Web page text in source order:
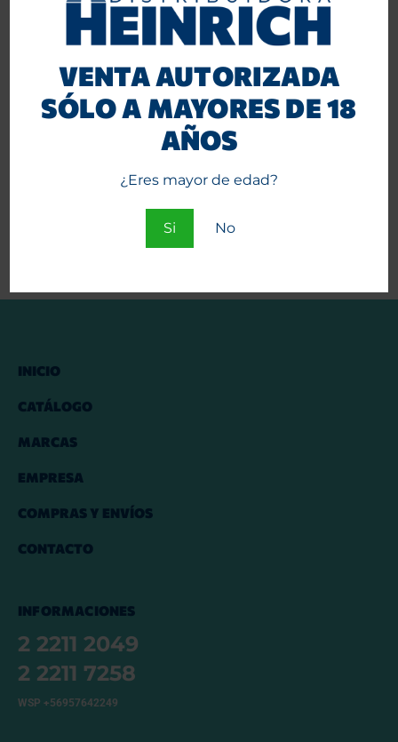
VENTA AUTORIZADA
SÓLO A MAYORES DE 18
AÑOS
¿Eres mayor de edad?
Si No
Encendedor Mini BIC J-5
INICIO
CATÁLOGO
MARCAS
EMPRESA
COMPRAS Y ENVÍOS
CONTACTO
INFORMACIONES
2 2211 2049
2 2211 7258
WSP +56957642249